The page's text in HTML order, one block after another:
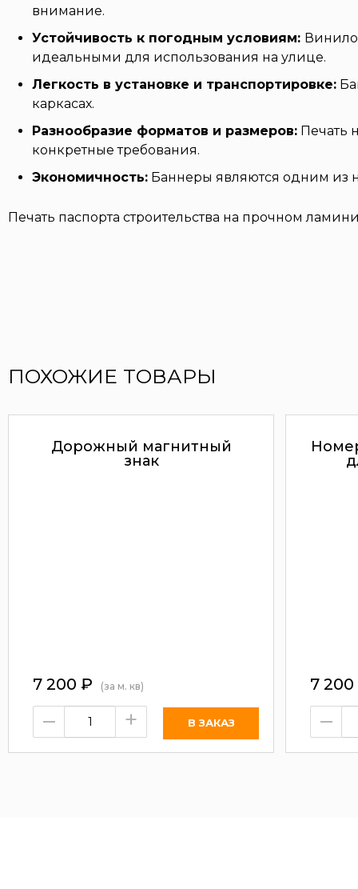
внимание.
Устойчивость к погодным условиям:
идеальными для использования на улице.
Легкость в установке и транспортировке:
каркасах.
Разнообразие форматов и размеров: Печать
конкретные требования.
Экономичность: Баннеры являются одним из
Печать паспорта строительства на прочном
ПОХОЖИЕ ТОВАРЫ
Дорожный магнитный
знак
7 200 ₽ (за м. кв)
– +
7 200
–